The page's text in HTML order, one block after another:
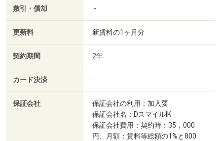
敷引・償却 -
更新料 新賃料の1ヶ月分
契約期間 2年
カード決済 -
保証会社
保証会社の利用：加入要
保証会社名：DスマイルIK
保証会社費用：契約時：35，000
円、月額：賃料等総額の1%と800